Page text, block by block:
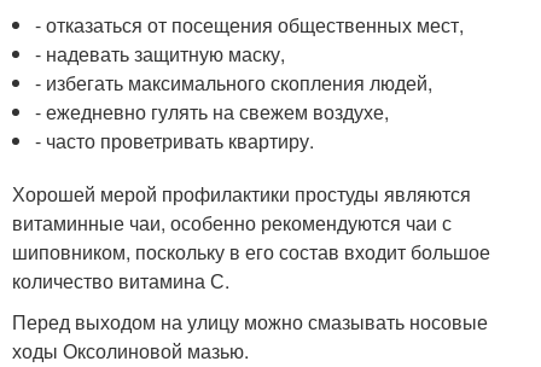
- отказаться от посещения общественных мест,
- надевать защитную маску,
- избегать максимального скопления людей,
- ежедневно гулять на свежем воздухе,
- часто проветривать квартиру.
Хорошей мерой профилактики простуды являются
витаминные чаи, особенно рекомендуются чаи с
шиповником, поскольку в его состав входит большое
количество витамина С.
Перед выходом на улицу можно смазывать носовые
ходы Оксолиновой мазью.